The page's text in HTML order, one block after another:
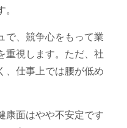
で、競争心をもって業
重視します。ただ、社
、仕事上では腰が低め
康面はやや不安定です